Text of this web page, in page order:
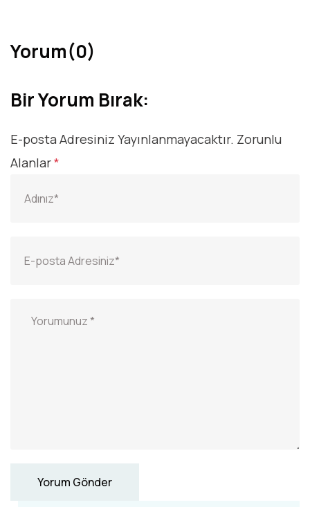
Yorum(0)
Bir Yorum Bırak:
E-posta Adresiniz Yayınlanmayacaktır. Zorunlu
Alanlar*
Yorum Gönder